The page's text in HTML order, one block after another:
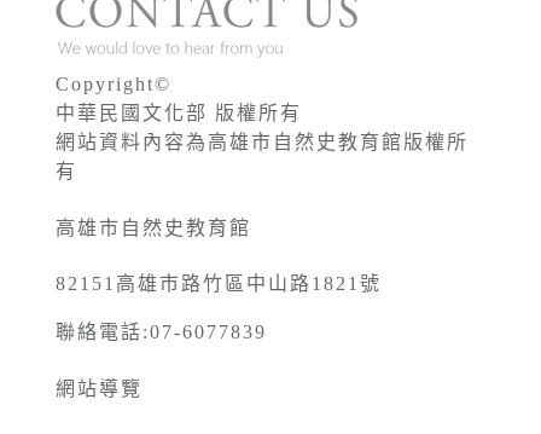
Copyright©
中華民國文化部 版權所有
網站資料內容為高雄市自然史教育館版權所
有
高雄市自然史教育館
82151高雄市路竹區中山路1821號
聯絡電話:07-6077839
網站導覽